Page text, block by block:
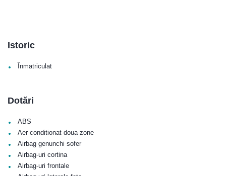
Istoric
• Înmatriculat
Dotări
• ABS
• Aer conditionat doua zone
• Airbag genunchi sofer
• Airbag-uri cortina
• Airbag-uri frontale